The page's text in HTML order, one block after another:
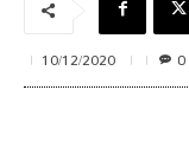
10/12/2020 0